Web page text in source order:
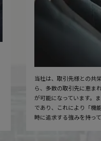
当社は、取引先様との共
ら、多数の取引先に恵ま
が可能になっています。
であり、これにより「機
時に追求する強みを持って